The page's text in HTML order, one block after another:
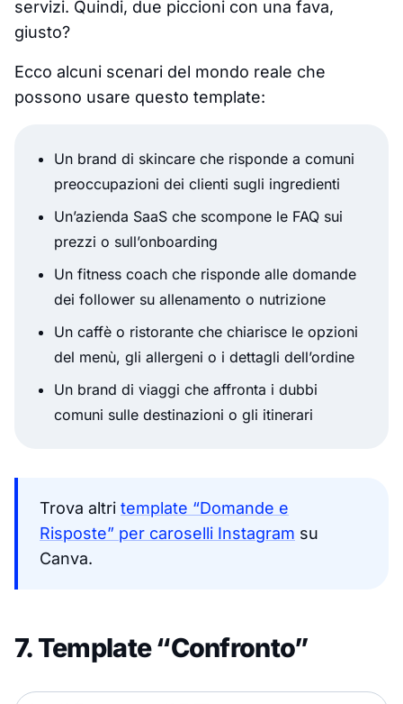
servizi. Quindi, due piccioni con una fava,
giusto?
Ecco alcuni scenari del mondo reale che
possono usare questo template:
Un brand di skincare che risponde a comuni
preoccupazioni dei clienti sugli ingredienti
Un’azienda SaaS che scompone le FAQ sui
prezzi o sull’onboarding
Un fitness coach che risponde alle domande
dei follower su allenamento o nutrizione
Un caffè o ristorante che chiarisce le opzioni
del menù, gli allergeni o i dettagli dell’ordine
Un brand di viaggi che affronta i dubbi
comuni sulle destinazioni o gli itinerari
Trova altri template “Domande e
Risposte” per caroselli Instagram su
Canva.
7. Template “Confronto”